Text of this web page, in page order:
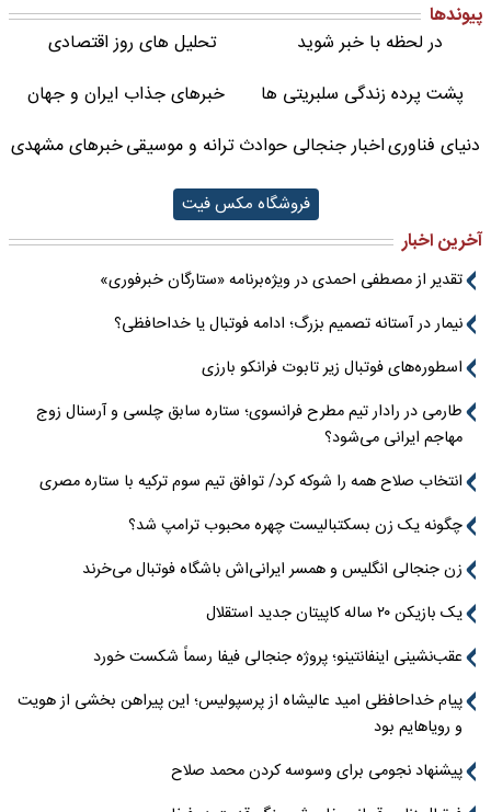
پیوندها
در لحظه با خبر شوید
تحلیل های روز اقتصادی
پشت پرده زندگی سلبریتی ها
خبرهای جذاب ایران و جهان
دنیای فناوریاخبار جنجالی حوادثترانه و موسیقیخبرهای مشهدی
فروشگاه مکس فیت
آخرین اخبار
تقدیر از مصطفی احمدی در ویژه‌برنامه «ستارگان خبرفوری»
نیمار در آستانه تصمیم بزرگ؛ ادامه فوتبال یا خداحافظی؟
اسطوره‌های فوتبال زیر تابوت فرانکو بارزی
طارمی در رادار تیم مطرح فرانسوی؛ ستاره سابق چلسی و آرسنال زوج
مهاجم ایرانی می‌شود؟
انتخاب صلاح همه را شوکه کرد/ توافق تیم سوم ترکیه با ستاره مصری
چگونه یک زن بسکتبالیست چهره محبوب ترامپ شد؟
زن جنجالی انگلیس و همسر ایرانی‌اش باشگاه فوتبال می‌خرند
یک بازیکن ۲۰ ساله کاپیتان جدید استقلال
عقب‌نشینی اینفانتینو؛ پروژه جنجالی فیفا رسماً شکست خورد
پیام خداحافظی امید عالیشاه از پرسپولیس؛ این پیراهن بخشی از هویت
و رویاهایم بود
پیشنهاد نجومی برای وسوسه کردن محمد صلاح